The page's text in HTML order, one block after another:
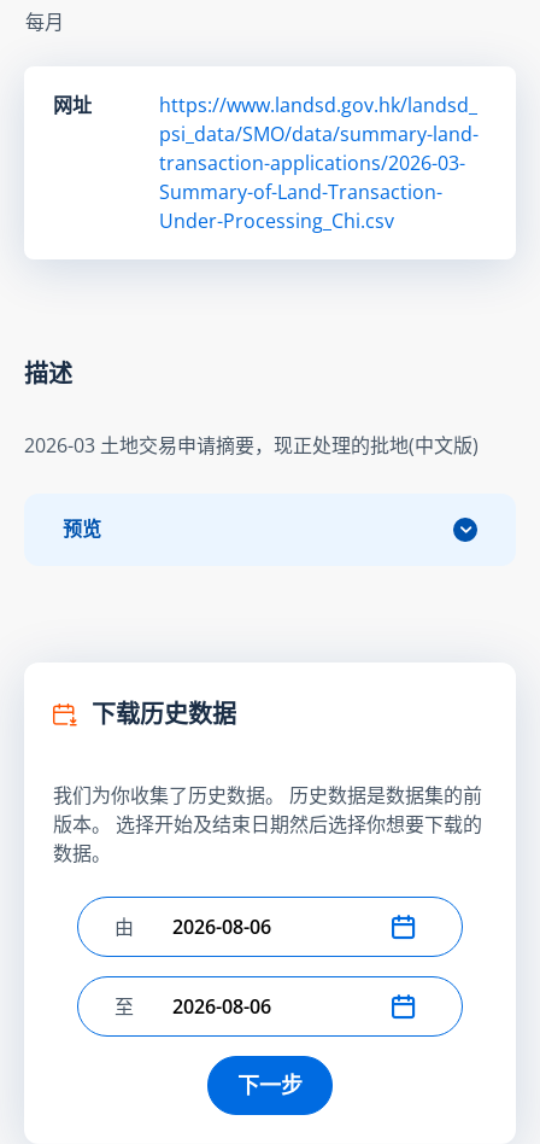
每月
网址
https://www.landsd.gov.hk/landsd_
psi_data/SMO/data/summary-land-
transaction-applications/2026-03-
Summary-of-Land-Transaction-
Under-Processing_Chi.csv
描述
2026-03 土地交易申请摘要，现正处理的批地(中文版)
预览
下载历史数据
我们为你收集了历史数据。 历史数据是数据集的前
版本。 选择开始及结束日期然后选择你想要下载的
数据。
选择开始日期
由
选择结束日期
至
下一步